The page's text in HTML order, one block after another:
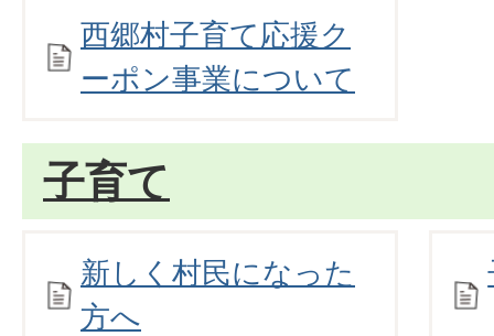
西郷村子育て応援ク
ーポン事業について
子育て
新しく村民になった
方へ